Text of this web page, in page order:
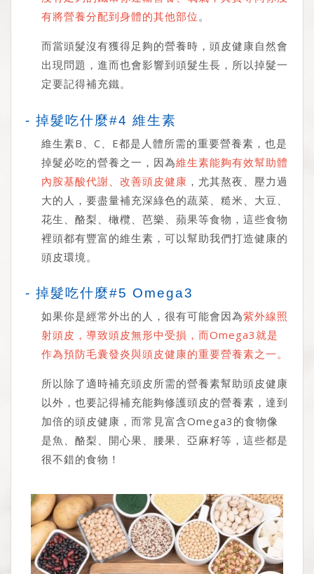
有將營養分配到身體的其他部位。
而當頭髮沒有獲得足夠的營養時，頭皮健康自然會
出現問題，進而也會影響到頭髮生長，所以掉髮一
定要記得補充鐵。
- 掉髮吃什麼#4 維生素
維生素B、C、E都是人體所需的重要營養素，也是
掉髮必吃的營養之一，因為維生素能夠有效幫助體
內胺基酸代謝、改善頭皮健康 ，尤其熬夜、壓力過
大的人，要盡量補充深綠色的蔬菜、糙米、大豆、
花生、酪梨、橄欖、芭樂、蘋果等食物，這些食物
裡頭都有豐富的維生素，可以幫助我們打造健康的
頭皮環境。
- 掉髮吃什麼#5 Omega3
如果你是經常外出的人，很有可能會因為紫外線照
射頭皮，導致頭皮無形中受損，而Omega3就是
作為預防毛囊發炎與頭皮健康的重要營養素之一。
所以除了適時補充頭皮所需的營養素幫助頭皮健康
以外，也要記得補充能夠修護頭皮的營養素，達到
加倍的頭皮健康，而常見富含Omega3的食物像
是魚、酪梨、開心果、腰果、亞麻籽等，這些都是
很不錯的食物！